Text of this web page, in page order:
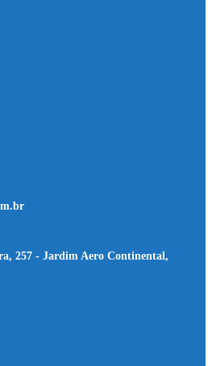
257 - Jardim Aero Continental,